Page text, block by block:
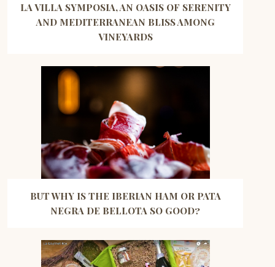
LA VILLA SYMPOSIA, AN OASIS OF SERENITY
AND MEDITERRANEAN BLISS AMONG
VINEYARDS
BUT WHY IS THE IBERIAN HAM OR PATA
NEGRA DE BELLOTA SO GOOD?